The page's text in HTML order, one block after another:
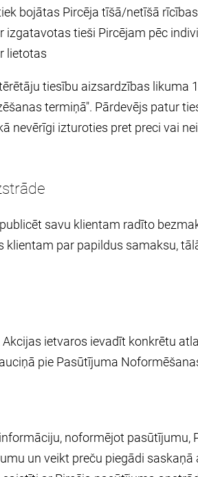
bojātas Pircēja tīšā/netīšā
izgatavotas tieši Pircējam pēc
lietotas
tiesību aizsardzības
termiņā". Pārdevējs patur
nevērīgi izturoties pret preci vai
savu klientam radīto
par papildus samaksu,
ietvaros ievadīt konkrētu
pie Pasūtījuma
noformējot pasūtījumu,
un veikt preču piegādi